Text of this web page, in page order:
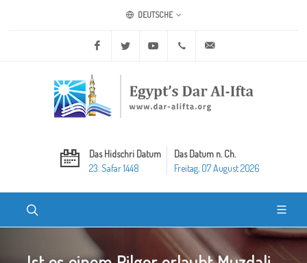
DEUTSCHE
Facebook Twitter Youtube +20 2 25970400
Das Hidschri Datum
23. Safar 1448
Das Datum n. Ch.
Freitag, 07 August 2026